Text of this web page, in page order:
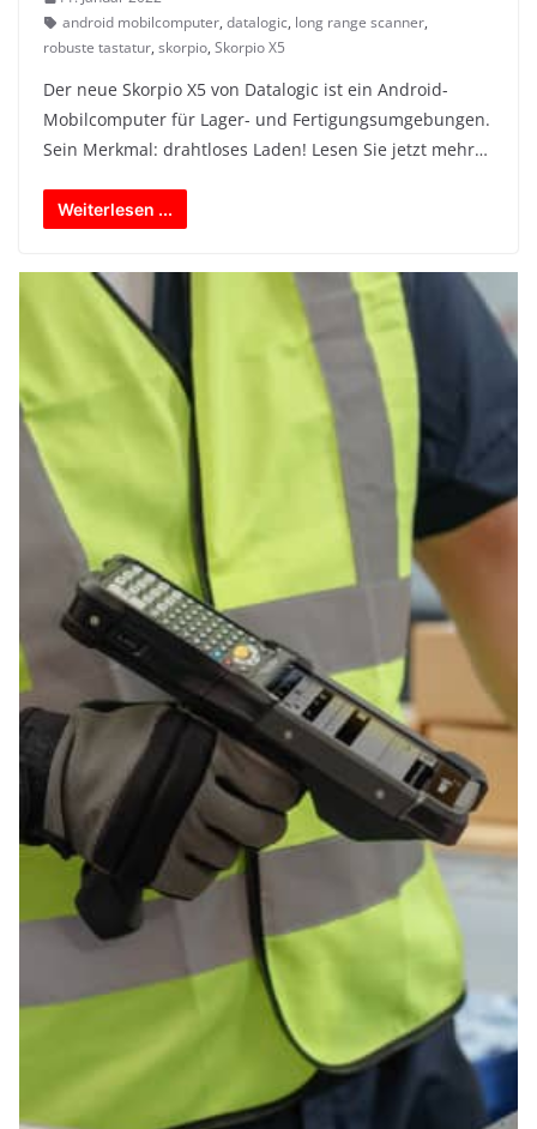
android mobilcomputer, datalogic, long range scanner,
robuste tastatur, skorpio, Skorpio X5
Der neue Skorpio X5 von Datalogic ist ein Android-
Mobilcomputer für Lager- und Fertigungsumgebungen.
Sein Merkmal: drahtloses Laden! Lesen Sie jetzt mehr…
Weiterlesen ...